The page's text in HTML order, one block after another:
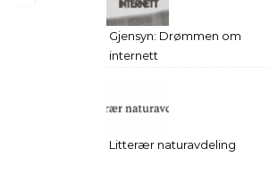
Gjensyn: Drømmen om
internett
Litterær naturavdeling